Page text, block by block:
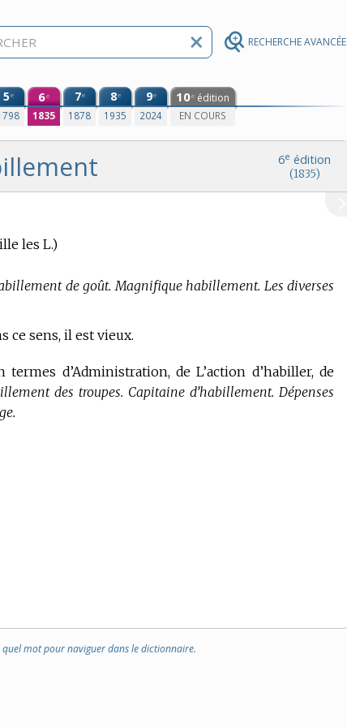
RECHERCHE AVANCÉE
5e 6e
1835
7e
1878
8e
1935
9e
2024
10e édition
EN COURS
6e édition
(1835)
les L.)
de goût. Magnifique habillement. Les diverses
ce sens, il est vieux.
termes d’Administration, de L’action d’habiller, de
des troupes. Capitaine d’habillement. Dépenses
quel mot pour naviguer dans le dictionnaire.